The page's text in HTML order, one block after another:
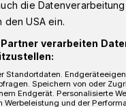
in der 3. Minute
und Belal
für das 1:2 und
die
den USA ein.
verarbeiten
Standortdaten.
Speichern von oder
Endgerät. Personalisierte
Werbeleistung und der